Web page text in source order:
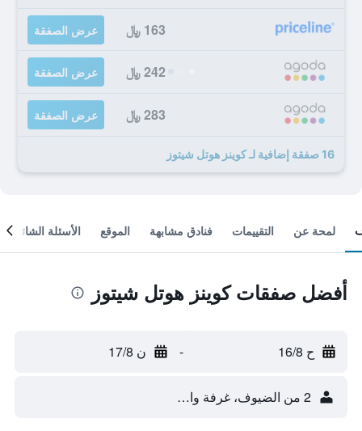
163 ﷼ عرض الصفقة
242 ﷼ عرض الصفقة
283 ﷼ عرض الصفقة
16 صفقة إضافية لـ كوينز هوتل شيتوز
لمحة عن التقييمات فنادق مشابهة الموقع الأسئلة الشائعة
أفضل صفقات كوينز هوتل شيتوز
ح 16/8 - ن 17/8
2 من الضيوف، غرفة واحدة